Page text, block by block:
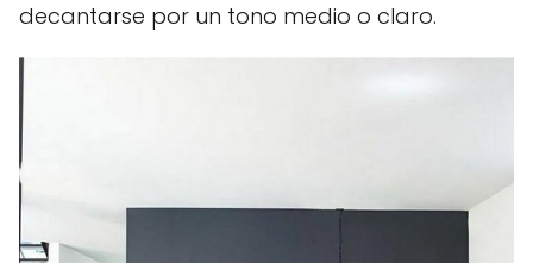
decantarse por un tono medio o claro.